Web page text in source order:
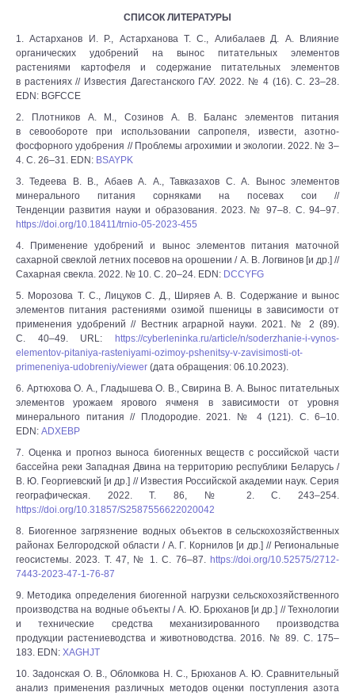
СПИСОК ЛИТЕРАТУРЫ
1. Астарханов И. Р., Астарханова Т. С., Алибалаев Д. А. Влияние
органических удобрений на вынос питательных элементов
растениями картофеля и содержание питательных элементов
в растениях // Известия Дагестанского ГАУ. 2022. № 4 (16). С. 23‒28.
EDN: BGFCCE
2. Плотников А. М., Созинов А. В. Баланс элементов питания
в севообороте при использовании сапропеля, извести, азотно-
фосфорного удобрения // Проблемы агрохимии и экологии. 2022. № 3‒
4. С. 26‒31. EDN: BSAYPK
3. Тедеева В. В., Абаев А. А., Тавказахов С. А. Вынос элементов
минерального питания сорняками на посевах сои //
Тенденции развития науки и образования. 2023. № 97‒8. С. 94‒97.
https://doi.org/10.18411/trnio-05-2023-455
4. Применение удобрений и вынос элементов питания маточной
сахарной свеклой летних посевов на орошении / А. В. Логвинов [и др.] //
Сахарная свекла. 2022. № 10. С. 20‒24. EDN: DCCYFG
5. Морозова Т. С., Лицуков С. Д., Ширяев А. В. Содержание и вынос
элементов питания растениями озимой пшеницы в зависимости от
применения удобрений // Вестник аграрной науки. 2021. № 2 (89).
С. 40‒49. URL:
https://cyberleninka.ru/article/n/soderzhanie-i-vynos-
elementov-pitaniya-rasteniyami-ozimoy-pshenitsy-v-zavisimosti-ot-
primeneniya-udobreniy/viewer (дата обращения: 06.10.2023).
6. Артюхова О. А., Гладышева О. В., Свирина В. А. Вынос питательных
элементов урожаем ярового ячменя в зависимости от уровня
минерального питания // Плодородие. 2021. № 4 (121). С. 6‒10.
EDN: ADXEBP
7. Оценка и прогноз выноса биогенных веществ с российской части
бассейна реки Западная Двина на территорию республики Беларусь /
В. Ю. Георгиевский [и др.] // Известия Российской академии наук. Серия
географическая. 2022. Т. 86, № 2. С. 243‒254.
https://doi.org/10.31857/S2587556622020042
8. Биогенное загрязнение водных объектов в сельскохозяйственных
районах Белгородской области / А. Г. Корнилов [и др.] // Региональные
геосистемы. 2023. Т. 47, № 1. С. 76‒87. https://doi.org/10.52575/2712-
7443-2023-47-1-76-87
9. Методика определения биогенной нагрузки сельскохозяйственного
производства на водные объекты / А. Ю. Брюханов [и др.] // Технологии
и технические средства механизированного производства
продукции растениеводства и животноводства. 2016. № 89. С. 175‒
183. EDN: XAGHJT
10. Задонская О. В., Обломкова Н. С., Брюханов А. Ю. Сравнительный
анализ применения различных методов оценки поступления азота